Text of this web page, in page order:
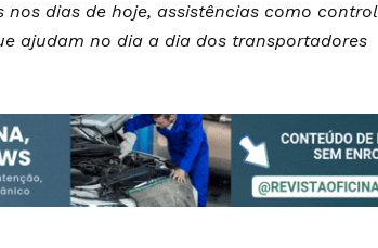
nos dias de hoje, assistências como
ajudam no dia a dia dos transportadores